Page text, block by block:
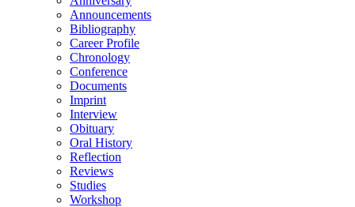
Announcements
Bibliography
Career Profile
Chronology
Conference
Documents
Imprint
Interview
Obituary
Oral History
Reflection
Reviews
Studies
Workshop